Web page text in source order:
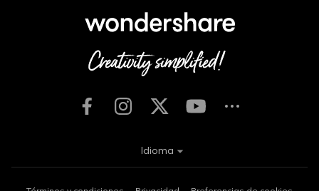
Idioma